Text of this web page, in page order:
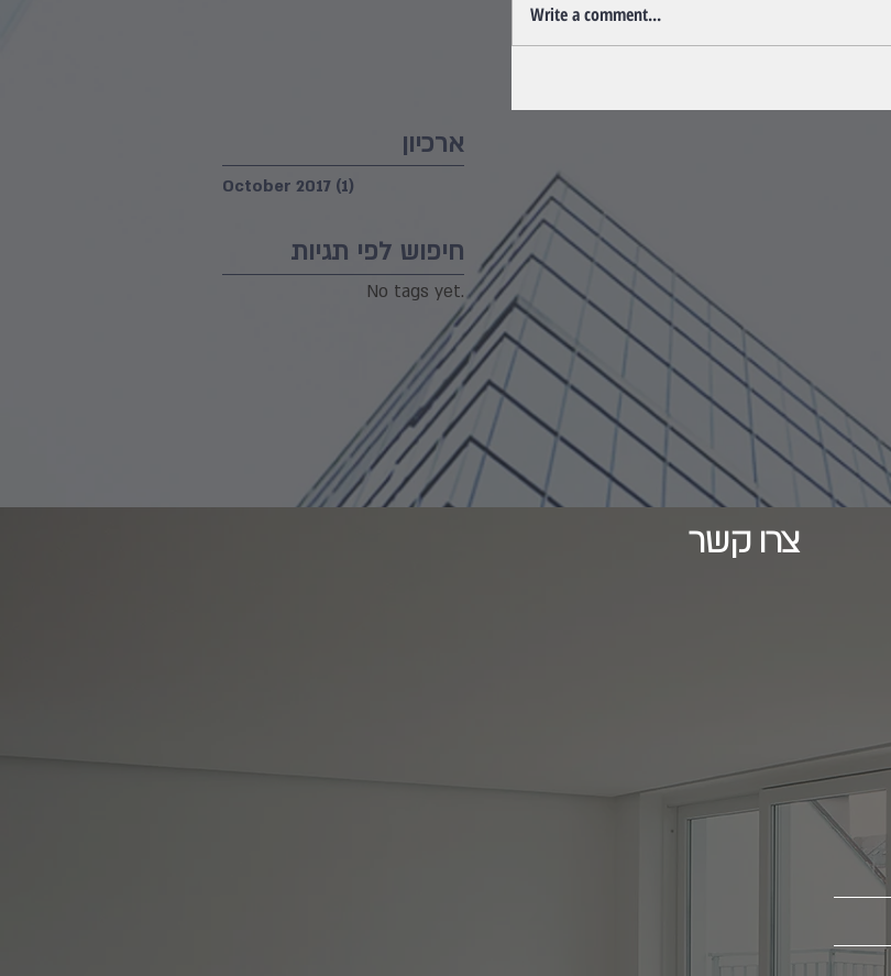
Write a comment...
ארכיון
October 2017 (1)
חיפוש לפי תגיות
No tags yet.
צרו קשר